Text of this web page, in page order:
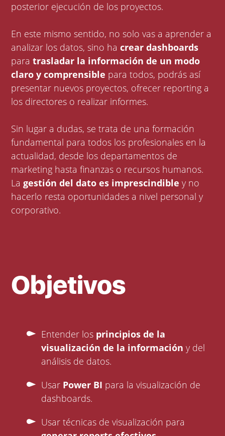
posterior ejecución de los proyectos.
En este mismo sentido, no solo vas a aprender a
analizar los datos, sino hacrear dashboards
paratrasladar la información de un modo
claro y comprensible para todos, podrás así
presentar nuevos proyectos, ofrecer reporting a
los directores o realizar informes.
Sin lugar a dudas, se trata de una formación
fundamental para todos los profesionales en la
actualidad, desde los departamentos de
marketing hasta finanzas o recursos humanos.
Lagestión del dato es imprescindible y no
hacerlo resta oportunidades a nivel personal y
corporativo.
Objetivos
Entender los principios de la
visualización de la informacióny del
análisis de datos.
Usar Power BI para la visualización de
dashboards.
Usar técnicas de visualización para